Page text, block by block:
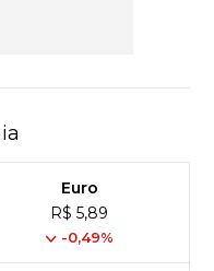
Euro
R$ 5,89
-0,49%